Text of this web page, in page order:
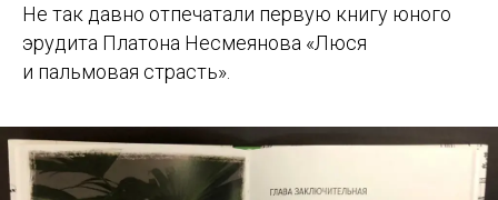
Не так давно отпечатали первую книгу юного
эрудита Платона Несмеянова «Люся
и пальмовая страсть».